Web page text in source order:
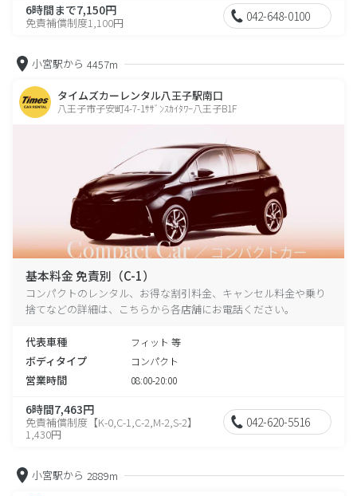
6時間まで7,150円
免責補償制度1,100円 042-648-0100
小宮駅から 4457m
タイムズカーレンタル八王子駅南口
八王子市子安町4-7-1ｻｻﾞﾝｽｶｲﾀﾜｰ八王子B1F
基本料金 免責別（C-1）
コンパクトのレンタル、お得な割引料金、キャンセル料金や乗り
捨てなどの詳細は、こちらから各店舗にお電話ください。
代表車種 フィット 等
ボディタイプ コンパクト
営業時間 08:00-20:00
6時間7,463円
免責補償制度【K-0,C-1,C-2,M-2,S-2】
1,430円
042-620-5516
小宮駅から 2889m